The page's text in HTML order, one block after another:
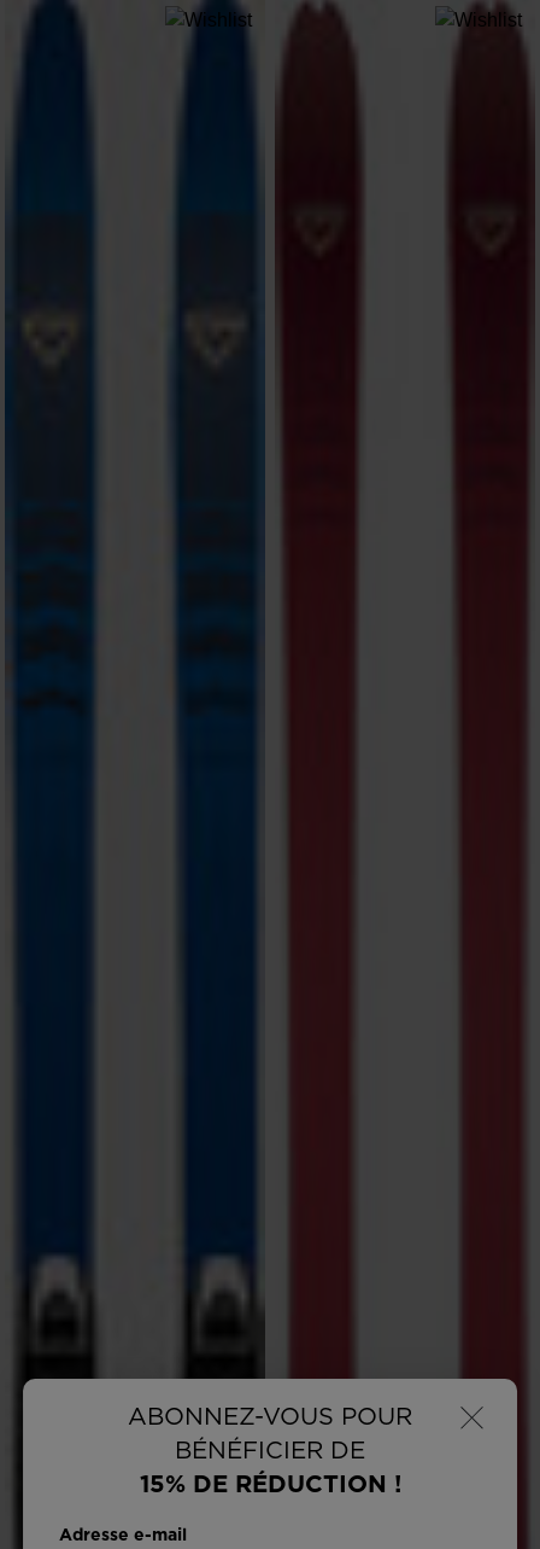
×
ABONNEZ-VOUS POUR
BÉNÉFICIER DE
15% DE RÉDUCTION !
Adresse e-mail